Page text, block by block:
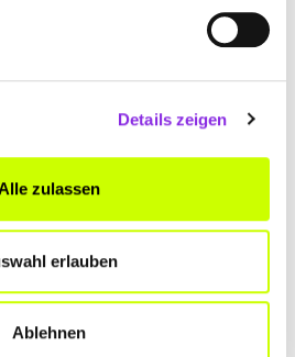
Details zeigen
Alle zulassen
erlauben
Ablehnen
Dürbheim DE